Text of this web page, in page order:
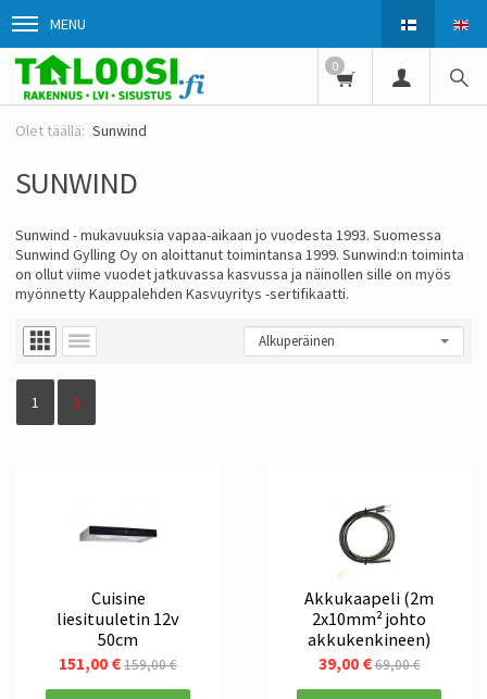
MENU
0
Sunwind
SUNWIND
Sunwind - mukavuuksia vapaa-aikaan jo vuodesta 1993. Suomessa
Sunwind Gylling Oy on aloittanut toimintansa 1999. Sunwind:n toiminta
on ollut viime vuodet jatkuvassa kasvussa ja näinollen sille on myös
myönnetty Kauppalehden Kasvuyritys -sertifikaatti.
1 2
Cuisine
liesituuletin 12v
50cm
151,00 €159,00 €
Akkukaapeli (2m
2x10mm² johto
akkukenkineen)
39,00 €69,00 €